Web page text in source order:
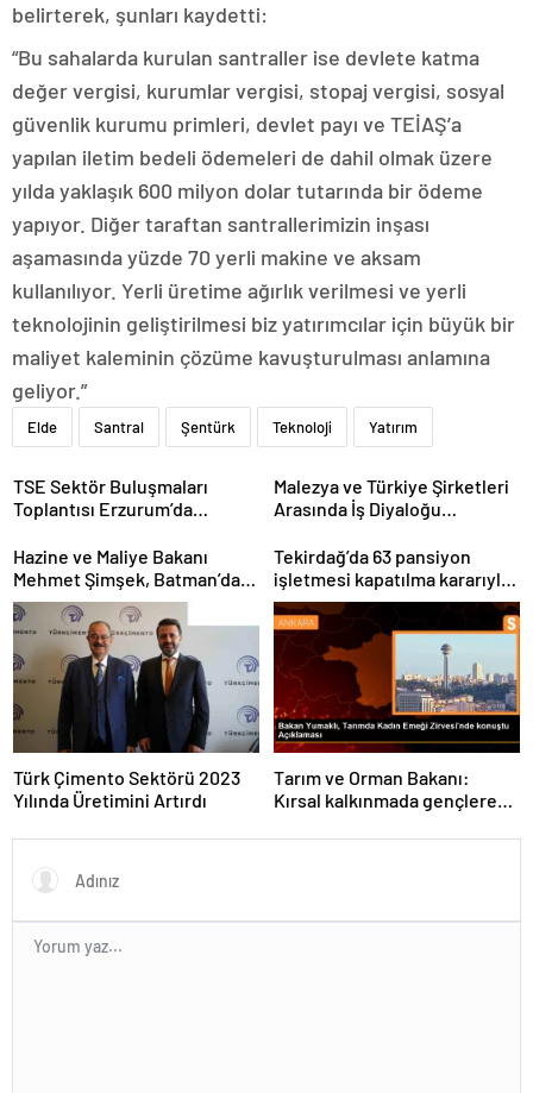
belirterek, şunları kaydetti:
“Bu sahalarda kurulan santraller ise devlete katma
değer vergisi, kurumlar vergisi, stopaj vergisi, sosyal
güvenlik kurumu primleri, devlet payı ve TEİAŞ’a
yapılan iletim bedeli ödemeleri de dahil olmak üzere
yılda yaklaşık 600 milyon dolar tutarında bir ödeme
yapıyor. Diğer taraftan santrallerimizin inşası
aşamasında yüzde 70 yerli makine ve aksam
kullanılıyor. Yerli üretime ağırlık verilmesi ve yerli
teknolojinin geliştirilmesi biz yatırımcılar için büyük bir
maliyet kaleminin çözüme kavuşturulması anlamına
geliyor.”
Elde Santral Şentürk Teknoloji Yatırım
TSE Sektör Buluşmaları
Toplantısı Erzurum’da
Malezya ve Türkiye Şirketleri
Arasında İş Diyaloğu
Hazine ve Maliye Bakanı
Mehmet Şimşek, Batman’da
medikal malzeme üretimi
yapacak bir fabrikanın
açılışını gerçekleştirdi
Tekirdağ’da 63 pansiyon
işletmesi kapatılma kararıyla
karşı karşıya
Türk Çimento Sektörü 2023
Yılında Üretimini Artırdı
Tarım ve Orman Bakanı:
Kırsal kalkınmada gençlere
yapıyoruz